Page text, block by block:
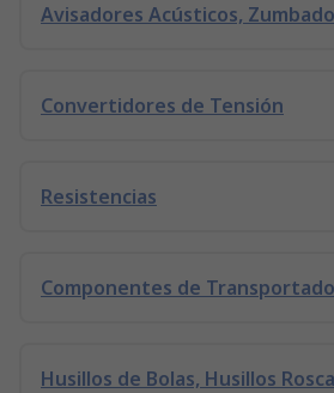
Avisadores Acústicos,
Convertidores de Tensión
Resistencias
Componentes de
Husillos de Bolas, Husillos